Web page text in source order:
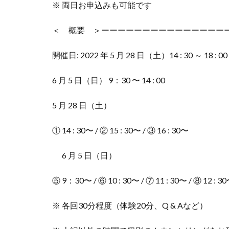
※ 両日お申込みも可能です
＜ 概要 ＞ーーーーーーーーーーーーーーー
開催日: 2022 年 5 月 28 日（土）14 : 30 ～ 18 :
6 月 5 日（日） 9：30 〜 14 : 00
5 月 28 日（土）
① 14 : 30〜 / ② 15 : 30〜 / ③ 16 : 30〜
6 月 5 日（日）
⑤ 9：30〜 / ⑥ 10 : 30〜 / ⑦ 11 : 30〜 / ⑧ 12 : 30
※ 各回30分程度（体験20分、Q & Aなど）